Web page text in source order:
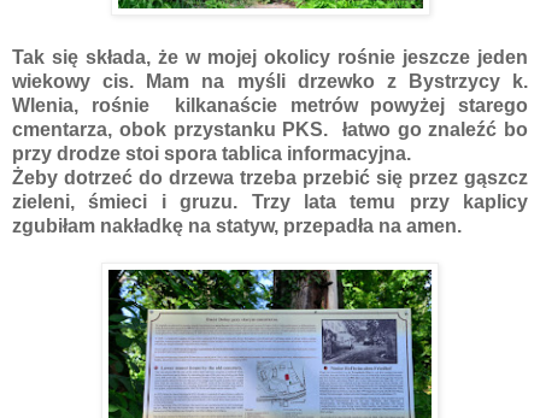
Tak się składa, że w mojej okolicy rośnie jeszcze jeden
wiekowy cis. Mam na myśli drzewko z Bystrzycy k.
Wlenia, rośnie kilkanaście metrów powyżej starego
cmentarza, obok przystanku PKS. łatwo go znaleźć bo
przy drodze stoi spora tablica informacyjna.
Żeby dotrzeć do drzewa trzeba przebić się przez gąszcz
zieleni, śmieci i gruzu. Trzy lata temu przy kaplicy
zgubiłam nakładkę na statyw, przepadła na amen.